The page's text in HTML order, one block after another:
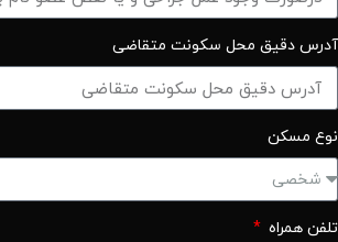
آدرس دقیق محل سکونت متقاضی
نوع مسکن
تلفن همراه